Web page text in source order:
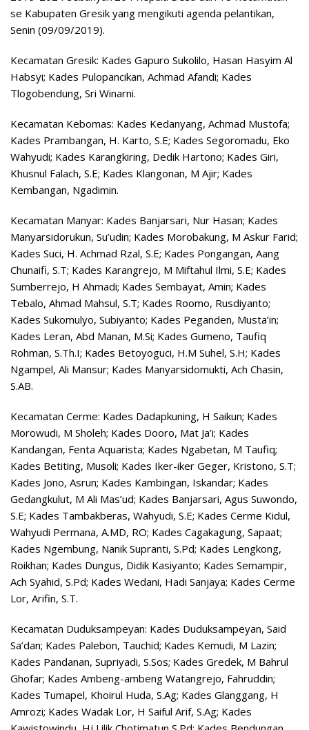
se Kabupaten Gresik yang mengikuti agenda pelantikan,
Senin (09/09/2019).
Kecamatan Gresik: Kades Gapuro Sukolilo, Hasan Hasyim Al
Habsyi; Kades Pulopancikan, Achmad Afandi; Kades
Tlogobendung, Sri Winarni.
Kecamatan Kebomas: Kades Kedanyang, Achmad Mustofa;
Kades Prambangan, H. Karto, S.E; Kades Segoromadu, Eko
Wahyudi; Kades Karangkiring, Dedik Hartono; Kades Giri,
Khusnul Falach, S.E; Kades Klangonan, M Ajir; Kades
Kembangan, Ngadimin.
Kecamatan Manyar: Kades Banjarsari, Nur Hasan; Kades
Manyarsidorukun, Su’udin; Kades Morobakung, M Askur Farid;
Kades Suci, H. Achmad Rzal, S.E; Kades Pongangan, Aang
Chunaifi, S.T; Kades Karangrejo, M Miftahul Ilmi, S.E; Kades
Sumberrejo, H Ahmadi; Kades Sembayat, Amin; Kades
Tebalo, Ahmad Mahsul, S.T; Kades Roomo, Rusdiyanto;
Kades Sukomulyo, Subiyanto; Kades Peganden, Musta’in;
Kades Leran, Abd Manan, M.Si; Kades Gumeno, Taufiq
Rohman, S.Th.I; Kades Betoyoguci, H.M Suhel, S.H; Kades
Ngampel, Ali Mansur; Kades Manyarsidomukti, Ach Chasin,
S.AB.
Kecamatan Cerme: Kades Dadapkuning, H Saikun; Kades
Morowudi, M Sholeh; Kades Dooro, Mat Ja’i; Kades
Kandangan, Fenta Aquarista; Kades Ngabetan, M Taufiq;
Kades Betiting, Musoli; Kades Iker-iker Geger, Kristono, S.T;
Kades Jono, Asrun; Kades Kambingan, Iskandar; Kades
Gedangkulut, M Ali Mas’ud; Kades Banjarsari, Agus Suwondo,
S.E; Kades Tambakberas, Wahyudi, S.E; Kades Cerme Kidul,
Wahyudi Permana, A.MD, RO; Kades Cagakagung, Sapaat;
Kades Ngembung, Nanik Supranti, S.Pd; Kades Lengkong,
Roikhan; Kades Dungus, Didik Kasiyanto; Kades Semampir,
Ach Syahid, S.Pd; Kades Wedani, Hadi Sanjaya; Kades Cerme
Lor, Arifin, S.T.
Kecamatan Duduksampeyan: Kades Duduksampeyan, Said
Sa’dan; Kades Palebon, Tauchid; Kades Kemudi, M Lazin;
Kades Pandanan, Supriyadi, S.Sos; Kades Gredek, M Bahrul
Ghofar; Kades Ambeng-ambeng Watangrejo, Fahruddin;
Kades Tumapel, Khoirul Huda, S.Ag; Kades Glanggang, H
Amrozi; Kades Wadak Lor, H Saiful Arif, S.Ag; Kades